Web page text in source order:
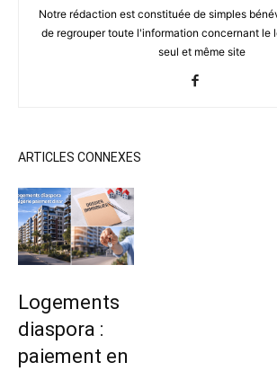
Notre rédaction est constituée de simples
de regrouper toute l'information concernant le
seul et même site
ARTICLES CONNEXES
Logements
diaspora :
paiement en